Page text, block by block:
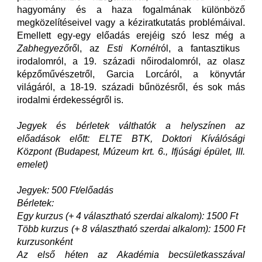
hagyomány és a haza fogalmának különböző
megközelítéseivel vagy a kéziratkutatás problémáival.
Emellett egy-egy előadás erejéig szó lesz még a
Zabhegyezőről, az Esti Kornélról, a fantasztikus
irodalomról, a 19. századi nőirodalomról, az olasz
képzőművészetről, Garcia Lorcáról, a könyvtár
világáról, a 18-19. századi bűnözésről, és sok más
irodalmi érdekességről is.
Jegyek és bérletek válthatók a helyszínen az
előadások előtt: ELTE BTK, Doktori Kíválósági
Központ (Budapest, Múzeum krt. 6., Ifjúsági épület, III.
emelet)
Jegyek: 500 Ft/előadás
Bérletek:
Egy kurzus (+ 4 választható szerdai alkalom): 1500 Ft
Több kurzus (+ 8 választható szerdai alkalom): 1500 Ft
kurzusonként
Az első héten az Akadémia becsületkasszával